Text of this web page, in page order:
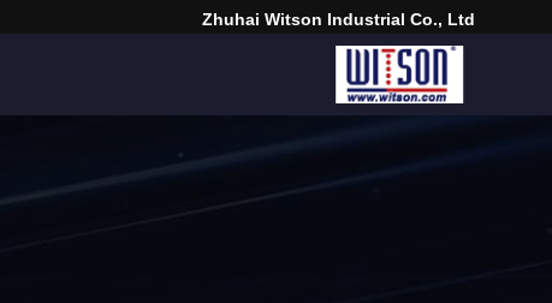
Zhuhai Witson Industrial Co., Ltd